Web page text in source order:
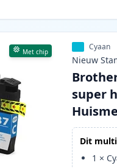
Met chip Cyaan
Nieuw
super
Dit
1 ×